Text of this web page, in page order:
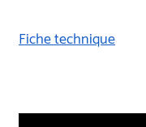
Fiche technique